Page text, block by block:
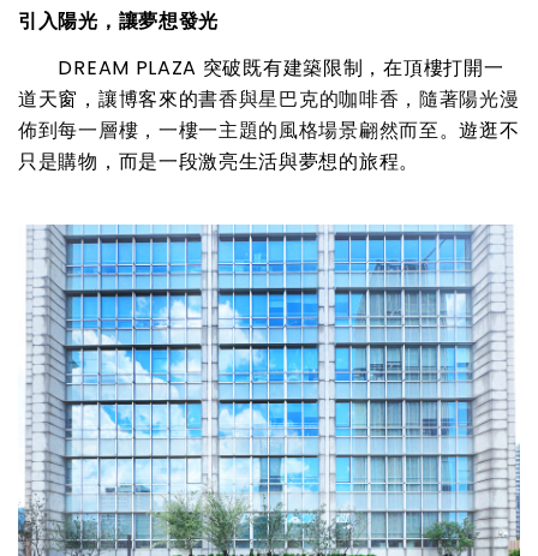
引入陽光，讓夢想發光
DREAM PLAZA 突破既有建築限制，在頂樓打開一
道天窗，讓博客來的書香與星巴克的咖啡香，隨著陽光漫
佈到每一層樓，一樓一主題的風格場景翩然而至。遊逛不
只是購物，而是一段激亮生活與夢想的旅程。